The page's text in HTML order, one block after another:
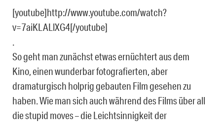
[youtube]http://www.youtube.com/watch?
v=7aiKLALlXG4[/youtube]
.
So geht man zunächst etwas ernüchtert aus dem
Kino, einen wunderbar fotografierten, aber
dramaturgisch holprig gebauten Film gesehen zu
haben. Wie man sich auch während des Films über all
die stupid moves – die Leichtsinnigkeit der